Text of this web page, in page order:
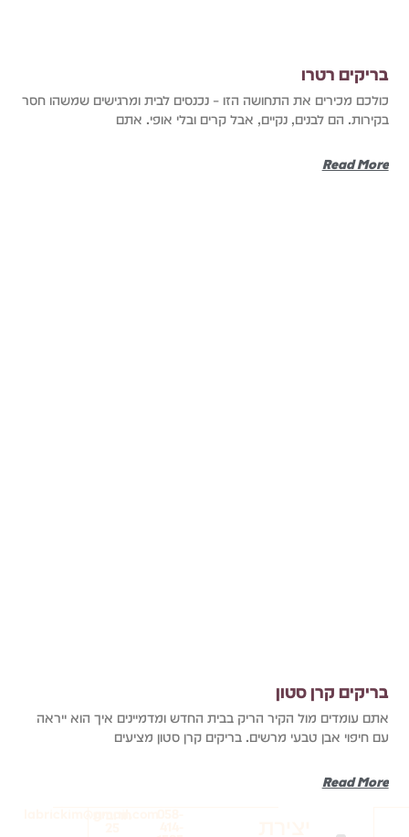
בריקים רטרו
כולכם מכירים את התחושה הזו – נכנסים לבית ומרגישים שמשהו חסר
בקירות. הם לבנים, נקיים, אבל קרים ובלי אופי. אתם
Read More
בריקים קרן סטון
אתם עומדים מול הקיר הריק בבית החדש ומדמיינים איך הוא ייראה
עם חיפוי אבן טבעי מרשים. בריקים קרן סטון מציעים
Read More